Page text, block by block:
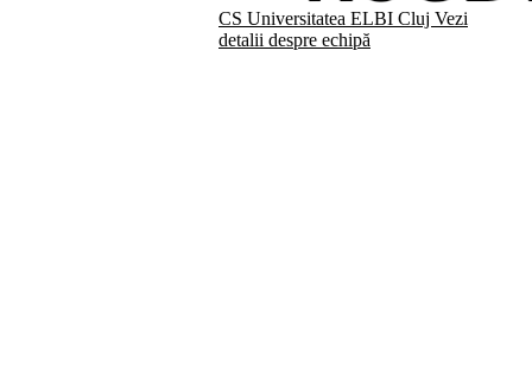
CS Universitatea ELBI Cluj Vezi
detalii despre echipă